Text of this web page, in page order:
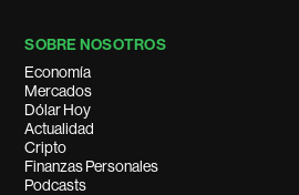
SOBRE NOSOTROS
Economía
Mercados
Dólar Hoy
Actualidad
Cripto
Finanzas Personales
Podcasts